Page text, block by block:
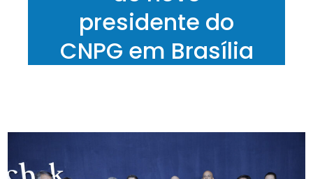
presidente do
CNPG em Brasília